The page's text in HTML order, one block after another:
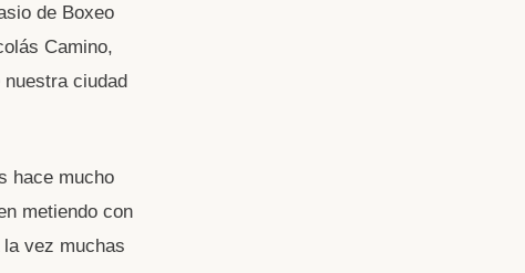
de Boxeo
Camino,
ciudad
hace mucho
metiendo con
vez muchas